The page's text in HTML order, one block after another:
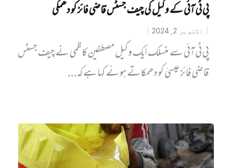
پی ٹی آئی کے وکیل کی چیف جسٹس قاضی فائز کو دھمکی
اکتوبر 2, 2024
پی ٹی آئی سے منسلک ایک وکیل مصطفین کاظمی نے چیف جسٹس
قاضی فائز عیسیٰ کو دھمکاتے ہوئے کہا ہے کہ...